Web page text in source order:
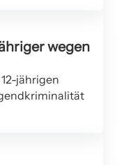
wegen
jährigen